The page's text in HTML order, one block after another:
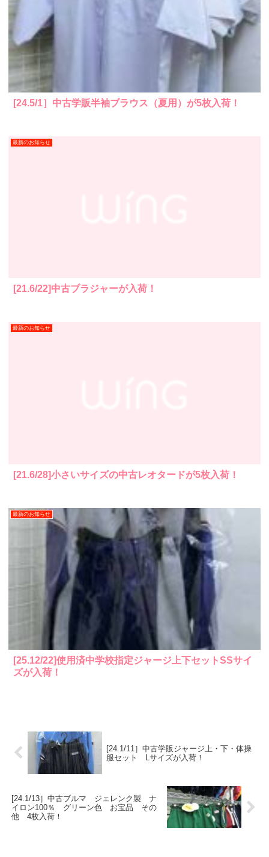
[24.5/1］中古学販半袖ブラウス（夏用）が5枚入荷！
最新のお知らせ
[21.6/22]中古ブラジャーが入荷！
最新のお知らせ
[21.6/28]小さいサイズの中古レオタードが5枚入荷！
最新のお知らせ
[25.12/22]使用済中学校指定ジャージ上下セットSSサイ
ズが入荷！
[24.1/11］中古学販ジャージ上・下・体操
服セット Lサイズが入荷！
[24.1/13］中古ブルマ ジェレンク製 ナ
イロン100％ グリーン色 お宝品 その
他 4枚入荷！